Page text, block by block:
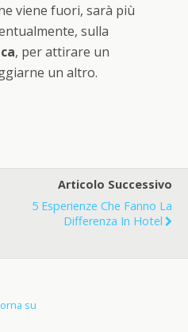
viene fuori, sarà più
sulla
, per attirare un
un altro.
Articolo Successivo
5 Esperienze Che Fanno La
Differenza In Hotel
su